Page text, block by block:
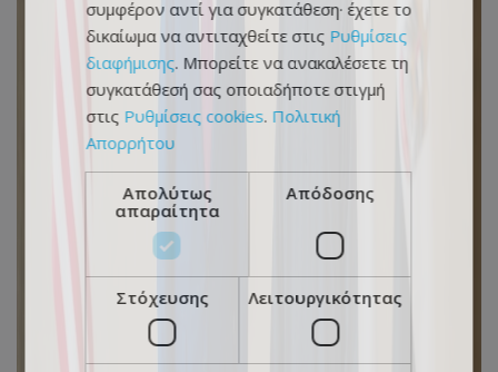
συμφέρον αντί για συγκατάθεση· έχετε το
δικαίωμα να αντιταχθείτε στις Ρυθμίσεις
διαφήμισης. Μπορείτε να ανακαλέσετε τη
συγκατάθεσή σας οποιαδήποτε στιγμή
στις Ρυθμίσεις cookies. Πολιτική
Απορρήτου
Απολύτως
απαραίτητα
Απόδοσης
Στόχευσης Λειτουργικότητας